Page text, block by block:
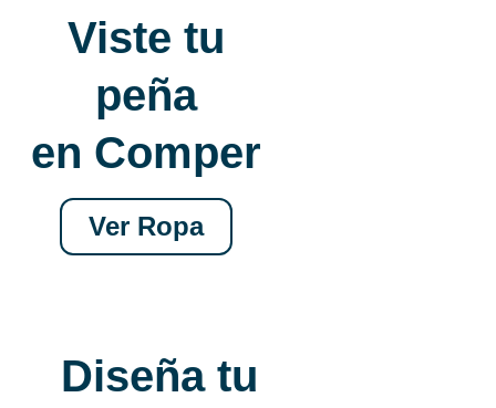
Viste tu
peña
en Comper
Ver Ropa
Diseña tu